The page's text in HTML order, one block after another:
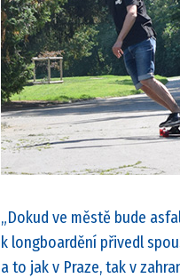
„Dokud ve městě bude
k longboardění přivedl
a to jak v Praze, tak v